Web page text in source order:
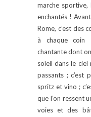
marche sportive,
enchantés !
Rome, c’est des
à chaque coin
chantante dont on
soleil dans le ciel
passants ; c’est
spritz et vino ;
que l’on ressent
voies et des